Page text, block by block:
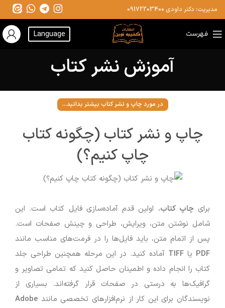
مدیریت: دکتر داودی 09172203400
فهرست Language
آموزش نشر کتاب
در مورد چاپ و نشر کتاب بیشتر بدانید...
چاپ و نشر کتاب (چگونه کتاب
چاپ کنیم؟)
برای چاپ کتاب، اولین قدم آماده‌سازی فایل کتاب است. این
شامل نوشتن متن، ویرایش، طراحی و چینش صفحات است.
پس از اتمام متن، باید فایل‌ها را در فرمت‌های مناسب مانند
PDF یا TIFF آماده کنید. در این مرحله همچنین طراحی جلد
کتاب را انجام داده و اطمینان حاصل کنید که تمامی تصاویر و
گرافیک‌ها به درستی در صفحات قرار گرفته‌اند. بسیاری از
نویسندگان برای این کار از نرم‌افزارهای تخصصی مانند Adobe